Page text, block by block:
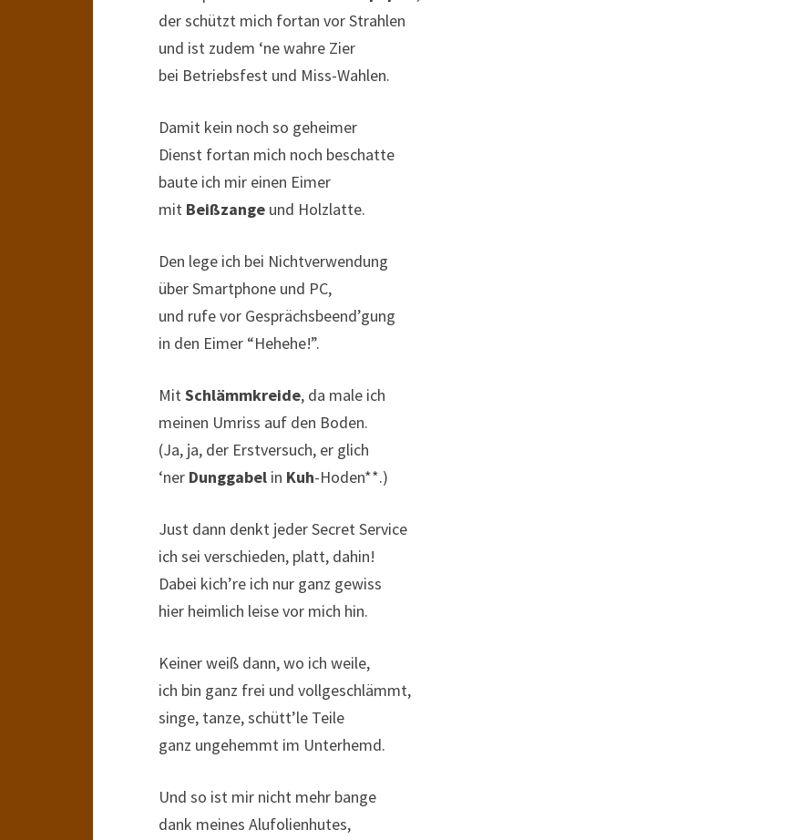
der schützt mich fortan vor Strahlen
und ist zudem ‘ne wahre Zier
bei Betriebsfest und Miss-Wahlen.
Damit kein noch so geheimer
Dienst fortan mich noch beschatte
baute ich mir einen Eimer
mit Beißzange und Holzlatte.
Den lege ich bei Nichtverwendung
über Smartphone und PC,
und rufe vor Gesprächsbeend’gung
in den Eimer “Hehehe!”.
MitSchlämmkreide, da male ich
meinen Umriss auf den Boden.
(Ja, ja, der Erstversuch, er glich
‘ner Dunggabel in Kuh-Hoden**.)
Just dann denkt jeder Secret Service
ich sei verschieden, platt, dahin!
Dabei kich’re ich nur ganz gewiss
hier heimlich leise vor mich hin.
Keiner weiß dann, wo ich weile,
ich bin ganz frei und vollgeschlämmt,
singe, tanze, schütt’le Teile
ganz ungehemmt im Unterhemd.
Und so ist mir nicht mehr bange
dank meines Alufolienhutes,